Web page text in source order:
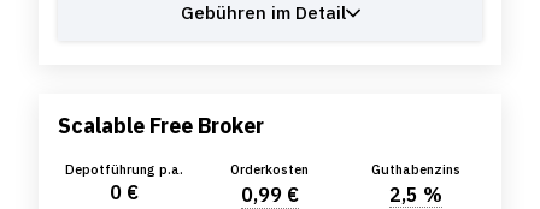
Gebühren im Detail
Scalable Free Broker
Depotführung p.a.
0 €
Orderkosten
0,99 €
Guthabenzins
2,5 %